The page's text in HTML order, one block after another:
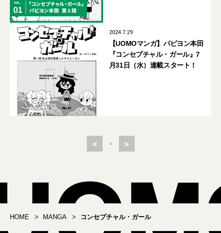
2024.7.29
【UOMOマンガ】パピヨン本田
『コンセプチャル・ガール』7
月31日（水）連載スタート！
< 1 >
HOME MANGA コンセプチャル・ガール